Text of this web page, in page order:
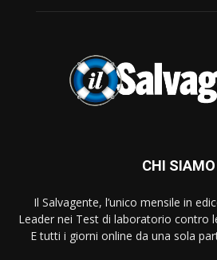
CHI SIAMO
Il Salvagente, l’unico mensile in
Leader nei Test di laboratorio contro
E tutti i giorni online da una sola